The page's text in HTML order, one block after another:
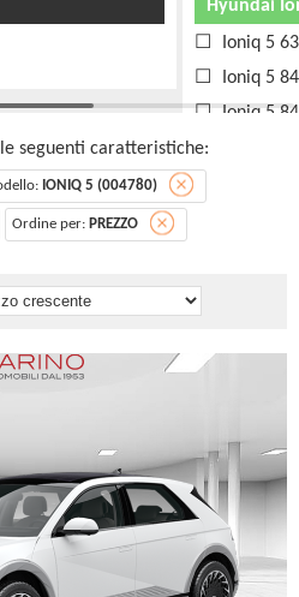
Hyundai
Ioniq 5
Ioniq 5
Ioniq 5
seguenti caratteristiche:
IONIQ 5 (004780)
Ordine per: PREZZO